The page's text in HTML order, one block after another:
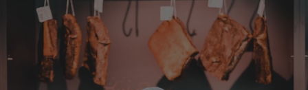
Verifizierter Kunde
Geschmacklich hervorragend
9.8.2026
Werner